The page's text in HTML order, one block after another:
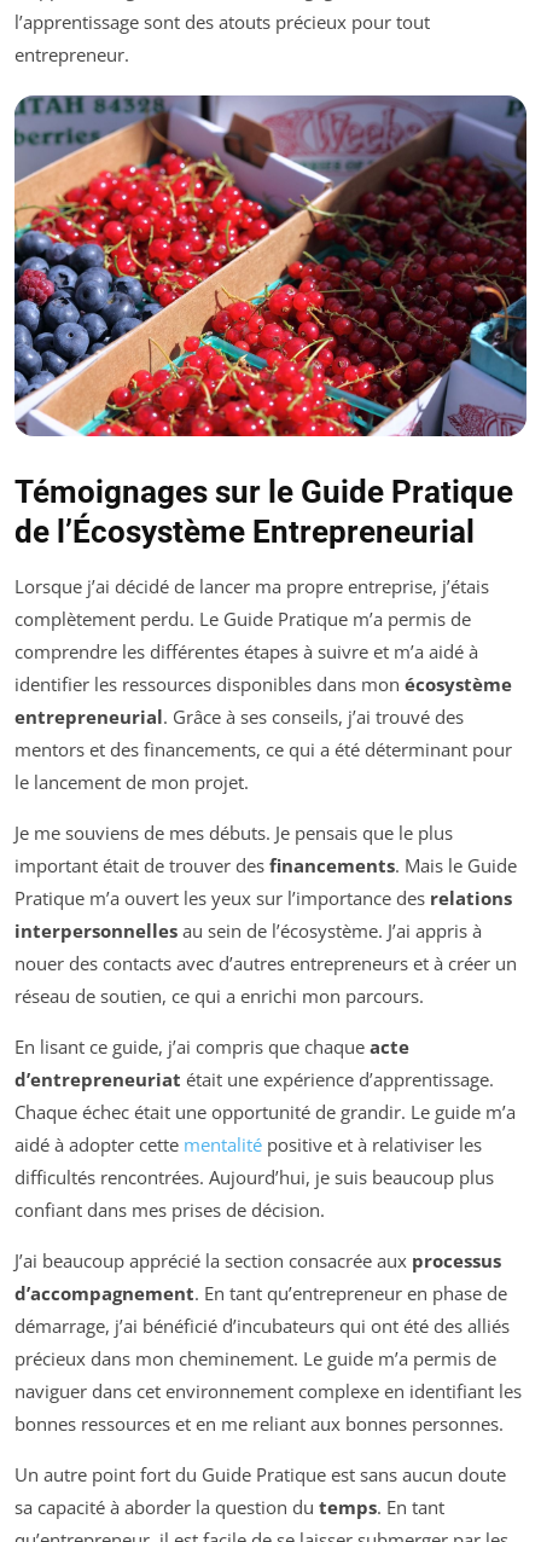
l’apprentissage sont des atouts précieux pour tout
entrepreneur.
Témoignages sur le Guide Pratique
de l’Écosystème Entrepreneurial
Lorsque j’ai décidé de lancer ma propre entreprise, j’étais
complètement perdu. Le Guide Pratique m’a permis de
comprendre les différentes étapes à suivre et m’a aidé à
identifier les ressources disponibles dans mon écosystème
entrepreneurial. Grâce à ses conseils, j’ai trouvé des
mentors et des financements, ce qui a été déterminant pour
le lancement de mon projet.
Je me souviens de mes débuts. Je pensais que le plus
important était de trouver des financements. Mais le Guide
Pratique m’a ouvert les yeux sur l’importance des relations
interpersonnelles au sein de l’écosystème. J’ai appris à
nouer des contacts avec d’autres entrepreneurs et à créer un
réseau de soutien, ce qui a enrichi mon parcours.
En lisant ce guide, j’ai compris que chaque acte
d’entrepreneuriat était une expérience d’apprentissage.
Chaque échec était une opportunité de grandir. Le guide m’a
aidé à adopter cette mentalité positive et à relativiser les
difficultés rencontrées. Aujourd’hui, je suis beaucoup plus
confiant dans mes prises de décision.
J’ai beaucoup apprécié la section consacrée aux processus
d’accompagnement. En tant qu’entrepreneur en phase de
démarrage, j’ai bénéficié d’incubateurs qui ont été des alliés
précieux dans mon cheminement. Le guide m’a permis de
naviguer dans cet environnement complexe en identifiant les
bonnes ressources et en me reliant aux bonnes personnes.
Un autre point fort du Guide Pratique est sans aucun doute
sa capacité à aborder la question du temps. En tant